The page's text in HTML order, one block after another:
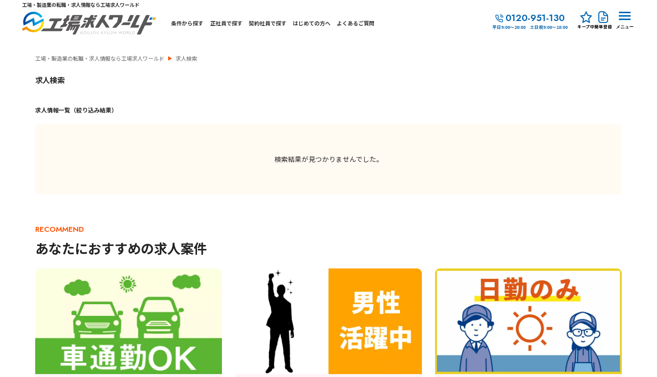
工場・製造業の転職・求人情報なら工場求人ワールド
条件から探す 正社員で探す 契約社員で探す はじめての方へ よくあるご質問 0120-951-130
平日9:00～20:00 土日祝9:00～18:00 キープ中簡単登録 メニュー
工場・製造業の転職・求人情報なら工場求人ワールド 求人検索
求人検索
求人情報一覧（絞り込み結果）
検索結果が見つかりませんでした。
RECOMMEND
あなたにおすすめの求人案件